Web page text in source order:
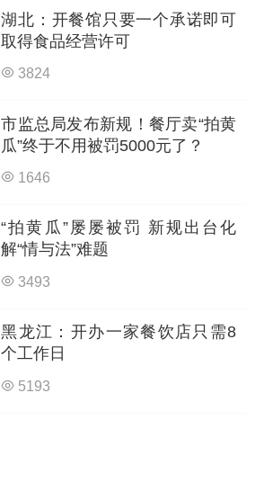
湖北：开餐馆只要一个承诺即可
取得食品经营许可
3824
市监总局发布新规！餐厅卖“拍黄
瓜”终于不用被罚5000元了？
1646
“拍黄瓜”屡屡被罚 新规出台化
解“情与法”难题
3493
黑龙江：开办一家餐饮店只需8
个工作日
5193